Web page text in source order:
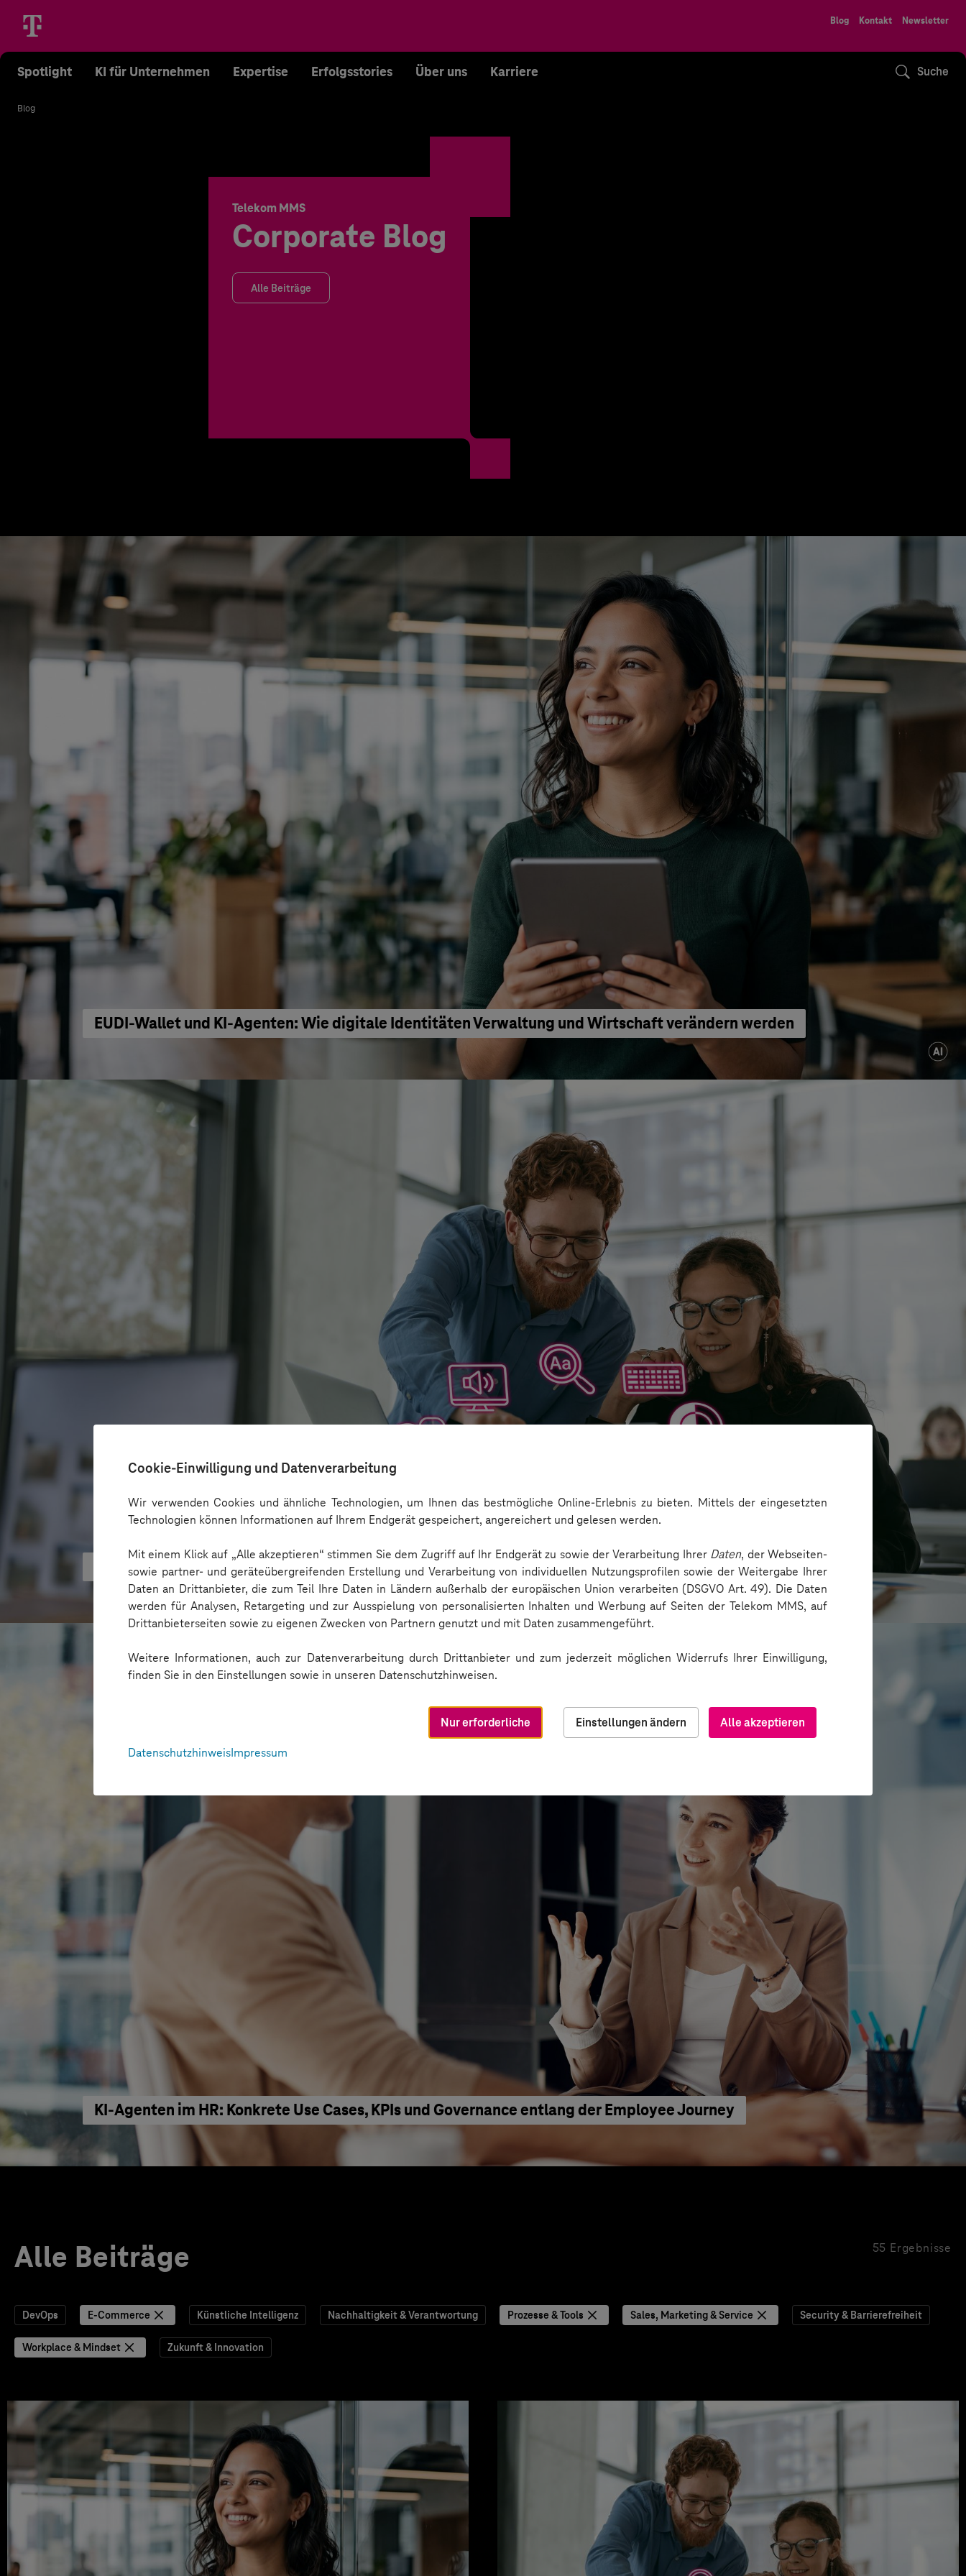
Cookie-Einwilligung und Datenverarbeitung
Wir verwenden Cookies und ähnliche Technologien, um Ihnen das bestmögliche Online-Erlebnis zu bieten. Mittels der eingesetzten
Technologien können Informationen auf Ihrem Endgerät gespeichert, angereichert und gelesen werden.
Mit einem Klick auf „Alle akzeptieren“ stimmen Sie dem Zugriff auf Ihr Endgerät zu sowie der Verarbeitung Ihrer Daten, der Webseiten-
sowie partner- und geräteübergreifenden Erstellung und Verarbeitung von individuellen Nutzungsprofilen sowie der Weitergabe Ihrer
Daten an Drittanbieter, die zum Teil Ihre Daten in Ländern außerhalb der europäischen Union verarbeiten (DSGVO Art. 49). Die Daten
werden für Analysen, Retargeting und zur Ausspielung von personalisierten Inhalten und Werbung auf Seiten der Telekom MMS, auf
Drittanbieterseiten sowie zu eigenen Zwecken von Partnern genutzt und mit Daten zusammengeführt.
Weitere Informationen, auch zur Datenverarbeitung durch Drittanbieter und zum jederzeit möglichen Widerrufs Ihrer Einwilligung,
finden Sie in den Einstellungen sowie in unseren Datenschutzhinweisen.
Alle akzeptieren
Nur erforderliche
Einstellungen ändern
DatenschutzhinweisImpressum
Blog Kontakt Newsletter
Spotlight KI für Unternehmen Expertise Erfolgsstories Über uns Karriere Suche
Blog
Telekom MMS
Corporate Blog
Alle Beiträge
EUDI-Wallet und KI-Agenten: Wie digitale Identitäten Verwaltung und Wirtschaft verändern werden
KI kann Barrieren überbrücken - aber nicht Barrierefreiheit ersetzen
KI‑Agenten im HR: Konkrete Use Cases, KPIs und Governance entlang der Employee Journey
Alle Beiträge 55 Ergebnisse
DevOps E-Commerce Künstliche Intelligenz Nachhaltigkeit & Verantwortung Prozesse & Tools Sales, Marketing & Service Security & Barrierefreiheit
Workplace & Mindset Zukunft & Innovation